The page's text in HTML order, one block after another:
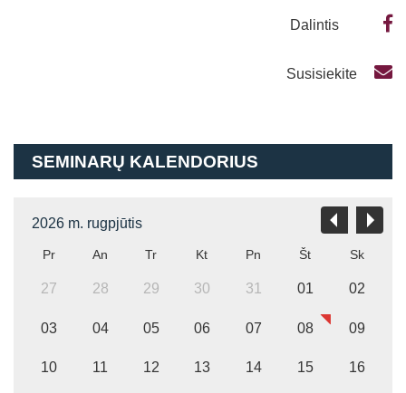
Dalintis
Susisiekite
SEMINARŲ KALENDORIUS
2026 m. rugpjūtis
Pr An Tr Kt Pn Št Sk
27 28 29 30 31 01 02
03 04 05 06 07 08 09
10 11 12 13 14 15 16